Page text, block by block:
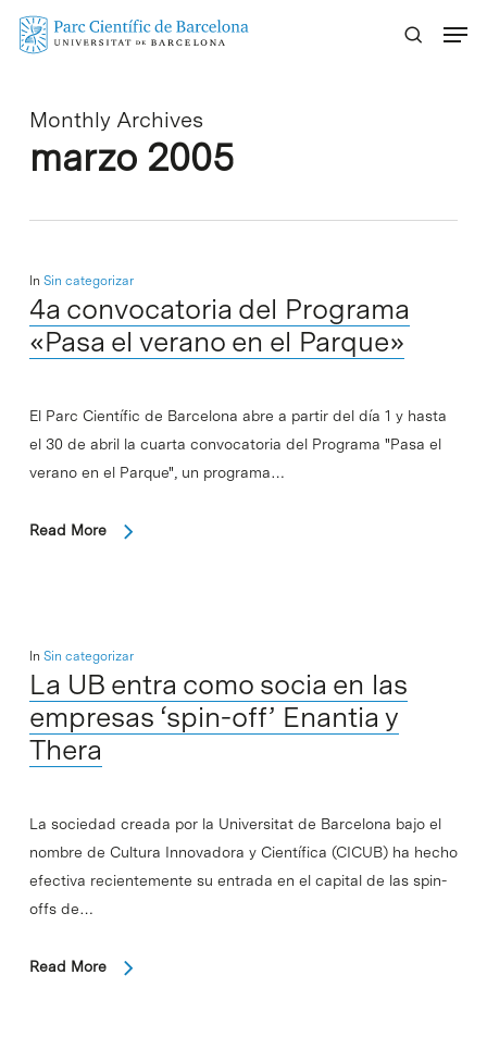
Skip
Monthly Archives
marzo 2005
In Sin categorizar
4a convocatoria del Programa
«Pasa el verano en el Parque»
El Parc Científic de Barcelona abre a partir del día 1 y hasta
el 30 de abril la cuarta convocatoria del Programa "Pasa el
verano en el Parque", un programa…
Read More
In Sin categorizar
La UB entra como socia en las
empresas ‘spin-off’ Enantia y
Thera
La sociedad creada por la Universitat de Barcelona bajo el
nombre de Cultura Innovadora y Científica (CICUB) ha hecho
efectiva recientemente su entrada en el capital de las spin-
offs de…
Read More